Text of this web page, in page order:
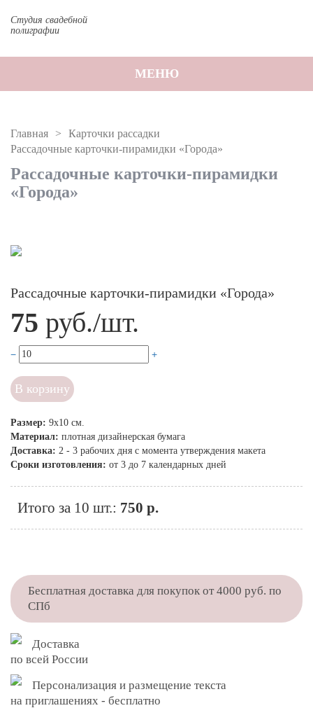
Студия свадебной
полиграфии
МЕНЮ
Главная
Карточки рассадки
Рассадочные карточки-пирамидки «Города»
Рассадочные карточки-пирамидки
«Города»
Рассадочные карточки-пирамидки «Города»
75 руб./шт.
В корзину
Размер: 9х10 см.
Материал: плотная дизайнерская бумага
Доставка: 2 - 3 рабочих дня с момента утверждения макета
Сроки изготовления: от 3 до 7 календарных дней
Итого за 10 шт.: 750 р.
Бесплатная доставка для покупок от 4000 руб. по
СПб
Доставка
по всей России
Персонализация и размещение текста
на приглашениях - бесплатно